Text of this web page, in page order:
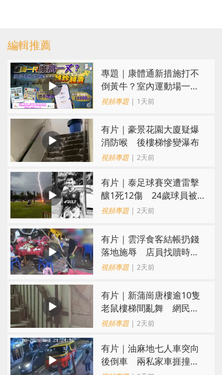
編輯推薦
專題｜康體通新措施打不
倒黃牛？室內運動場一場
難求越炒越貴
視頻專題| 1天前
有片｜豪景花園大廈疑爆
消防喉 後樓梯慘變瀑布
視頻專題| 2天前
有片｜泰足球賽突遭雷擊
釀1死12傷 24歲球員被
閃電劈中亡
視頻專題| 2天前
​有片｜雲浮食客結帳扔錢
落地施辱 店員找贖時還
施彼身獲老闆肯定
視頻專題| 2天前
有片｜新蒲崗唐樓逾10隻
老鼠樓梯間亂舞 網民嚇
親：每次經過都要好大勇
視頻專題| 2天前
有片｜油麻地七人車突向
後倒車 兩私家車捱撞